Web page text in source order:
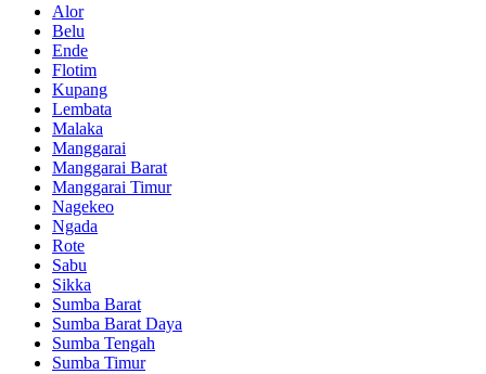
Alor
Belu
Ende
Flotim
Kupang
Lembata
Malaka
Manggarai
Manggarai Barat
Manggarai Timur
Nagekeo
Ngada
Rote
Sabu
Sikka
Sumba Barat
Sumba Barat Daya
Sumba Tengah
Sumba Timur